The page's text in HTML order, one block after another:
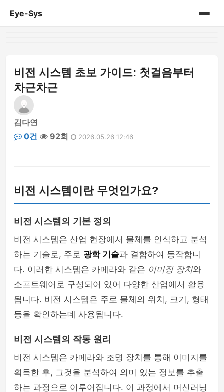
Eye-Sys
비전 시스템 초보 가이드: 첫걸음부터
차근차근
김다연
0건
92회 2026.05.26 12:46
비전 시스템이란 무엇인가요?
비전 시스템의 기본 정의
비전 시스템은 산업 현장에서 물체를 인식하고 분석
하는 기술로, 주로 광학 기술과 결합하여 동작합니
다. 이러한 시스템은 카메라와 같은 이미징 장치와
소프트웨어로 구성되어 있어 다양한 산업에서 활용
됩니다. 비전 시스템은 주로 물체의 위치, 크기, 형태
등을 확인하는데 사용됩니다.
비전 시스템의 작동 원리
비전 시스템은 카메라와 조명 장치를 통해 이미지를
획득한 후, 그것을 분석하여 의미 있는 정보를 추출
하는 과정으로 이루어집니다. 이 과정에서 머신러닝